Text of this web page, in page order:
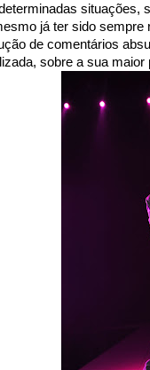
situações,
já ter sido
de comentários
sobre a sua